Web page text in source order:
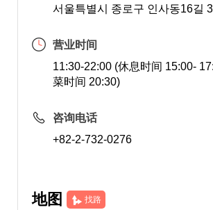
서울특별시 종로구 인사동16길
营业时间
11:30-22:00 (休息时间 15:00-
菜时间 20:30)
咨询电话
+82-2-732-0276
地图 找路